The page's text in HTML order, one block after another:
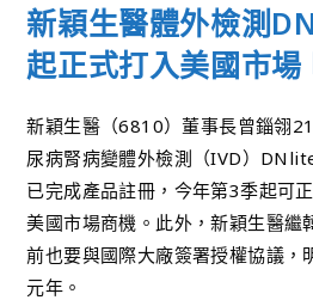
新穎生醫體外檢測
起正式打入美國市
新穎生醫（6810）董事長曾錙翎
尿病腎病變體外檢測（IVD）
已完成產品註冊，今年第3季起可
美國市場商機。此外，新穎生醫繼
前也要與國際大廠簽署授權協議，
元年。